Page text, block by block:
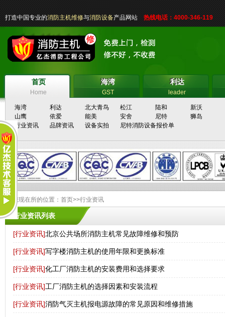
打造中国专业的消防主机维修与消防设备产品网站 热线电话：4000-346-119
首页 海湾 利达
首页
Home
海湾
GST
利达
leader
海湾 利达 北大青鸟 松江 陆和
新沃
山鹰
依爱 能美 安舍 尼特
狮岛
行业资讯
品牌资讯 设备实拍 尼特消防设备报价单
您现在所的位置： 首页>>行业资讯
行业资讯列表
[行业资讯]北京公共场所消防主机常见故障维修和预防
[行业资讯]写字楼消防主机的使用年限和更换标准
[行业资讯]化工厂消防主机的安装费用和选择要求
[行业资讯]工厂消防主机的选择因素和安装流程
[行业资讯]消防气灭主机报电源故障的常见原因和维修措施